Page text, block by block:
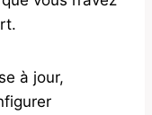
à jour,